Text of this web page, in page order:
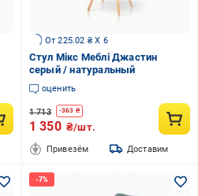
От 225.02 ₴ X 6
Стул Мікс Меблі Джастин
серый / натуральный
оценить
1 713 -363 ₴
1 350 ₴/шт.
Привезём Доставим